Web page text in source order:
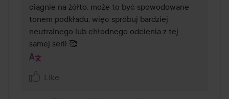
ciągnie na żółto, może to być spowodowane
tonem podkładu, więc spróbuj bardziej
neutralnego lub chłodnego odcienia z tej
samej serii 🥰
Like